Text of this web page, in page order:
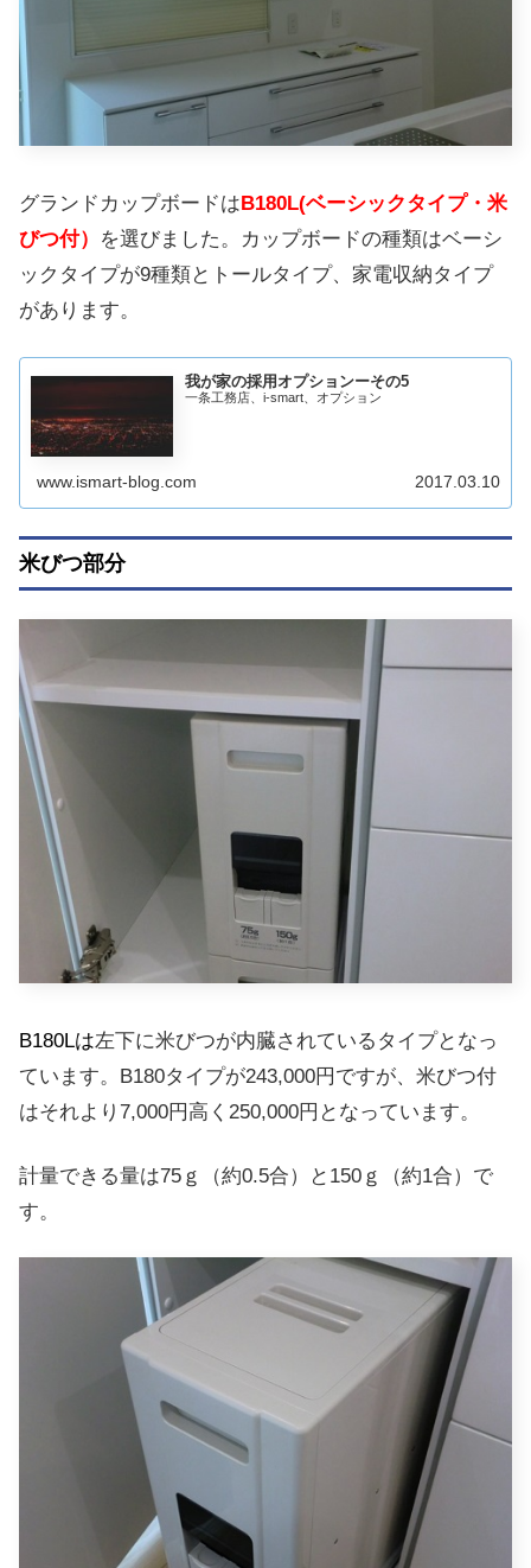
グランドカップボードはB180L(ベーシックタイプ・米
びつ付）
を選びました。カップボードの種類はベーシ
ックタイプが9種類とトールタイプ、家電収納タイプ
があります。
我が家の採用オプションーその5
一条工務店、i-smart、オプション
www.ismart-blog.com 2017.03.10
米びつ部分
B180Lは左下に米びつが内臓されているタイプとなっ
ています。B180タイプが243,000円ですが、米びつ付
はそれより7,000円高く250,000円となっています。
計量できる量は75ｇ（約0.5合）と150ｇ（約1合）で
す。